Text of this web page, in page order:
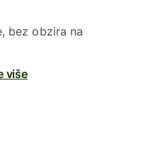
bez obzira na
više